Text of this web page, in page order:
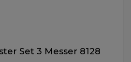
Set 3 Messer 8128